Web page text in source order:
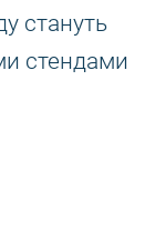
стануть
стендами